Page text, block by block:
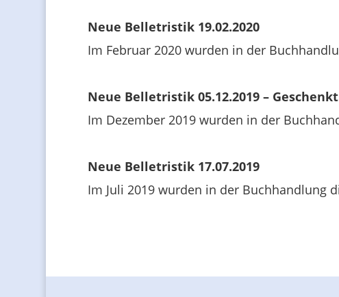
Neue Belletristik 19.02.2020
Im Februar 2020 wurden in der
Neue Belletristik 05.12.2019 –
Im Dezember 2019 wurden in der
Neue Belletristik 17.07.2019
Im Juli 2019 wurden in der Buchhandlung